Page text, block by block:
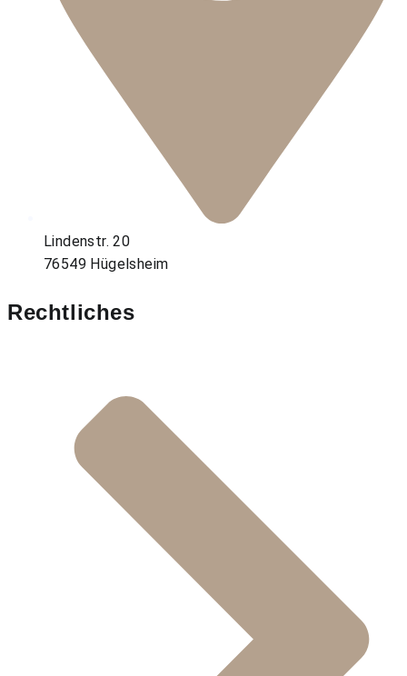
Lindenstr. 20
76549 Hügelsheim
Rechtliches